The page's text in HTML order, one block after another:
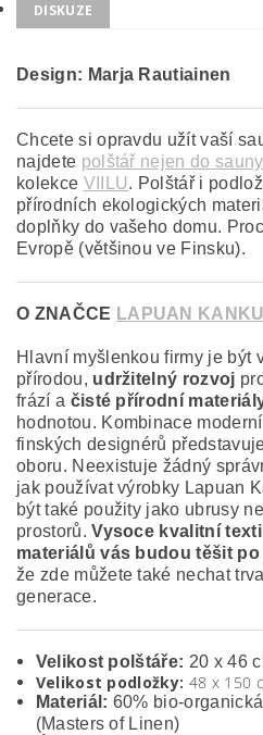
DISKUZE
Design: Marja Rautiainen
Chcete si opravdu užít vaší
najdete polštář nejen do sauny
kolekce VIILU. Polštář i
přírodních ekologických
doplňky do vašeho domu.
Evropě (většinou ve Finsku).
O ZNAČCE LAPUAN
Hlavní myšlenkou firmy je být
přírodou, udržitelný rozvoj
frází a čisté přírodní
hodnotou. Kombinace
finských designérů
oboru. Neexistuje žádný
jak používat výrobky Lapuan
být také použity jako ubrusy
prostorů.Vysoce kvalitní
materiálů vás budou těšit
že zde můžete také nechat
generace.
Velikost polštáře: 20 x 46
Velikost podložky: 48 x 150
Materiál: 60% bio-
(Masters of Linen)